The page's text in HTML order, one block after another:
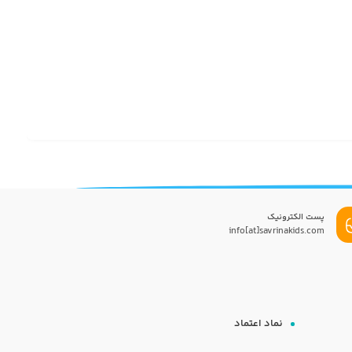
پست الکترونیک
info[at]savrinakids.com
نماد اعتماد